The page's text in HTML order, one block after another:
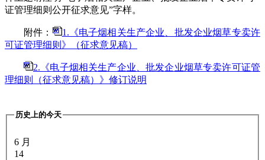
证管理细则公开征求意见”字样。
附件：
1.《电子烟相关生产企业、批发企业烟草专卖许
可证管理细则》（征求意见稿）
2.《电子烟相关生产企业、批发企业烟草专卖许可证管
理细则（征求意见稿）》修订说明
历史上的今天
6 月
14